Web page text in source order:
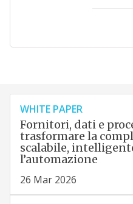
WHITE PAPER
Fornitori, dati e
trasformare la
scalabile,
l’automazione
26 Mar 2026